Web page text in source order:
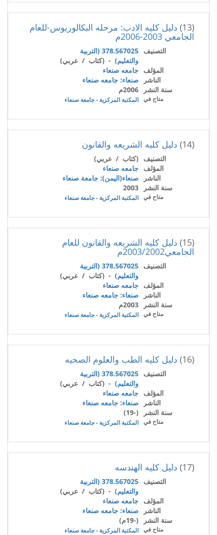
(13) دليل كليه الادب: مرحله البكالوريوس-للعام
الجامعي 2003-2006م
التصنيف
378.567025 (التربية
والتعليم) - (كتاب / عربي)
المؤلف جامعه صنعاء
الناشر
صنعاء: جامعه صنعاء
سنة النشر
2006م
متاح في المكتبة المركزية - جامعة صنعاء
(14) دليل كليه الشريعه والقانون
التصنيف
(كتاب / عربي)
المؤلف جامعه صنعاء
الناشر
صنعاء(اليمن): جامعة صنعاء
سنة النشر
2003
متاح في المكتبة المركزية - جامعة صنعاء
(15) دليل كليه الشريعه والقانون للعام
الجامعي2003/2002م
التصنيف
378.567025 (التربية
والتعليم) - (كتاب / عربي)
المؤلف جامعه صنعاء
الناشر
صنعاء: جامعه صنعاء
سنة النشر
2003م
متاح في المكتبة المركزية - جامعة صنعاء
(16) دليل كليه الطب والعلوم الصحيه
التصنيف
378.567025 (التربية
والتعليم) - (كتاب / عربي)
المؤلف جامعه صنعاء
الناشر
صنعاء: جامعه صنعاء
سنة النشر
(-19)
متاح في المكتبة المركزية - جامعة صنعاء
(17) دليل كليه الهندسه
التصنيف
378.567025 (التربية
والتعليم) - (كتاب / عربي)
المؤلف جامعه صنعاء
الناشر
صنعاء: جامعه صنعاء
سنة النشر
(-19م)
متاح في المكتبة المركزية - جامعة صنعاء